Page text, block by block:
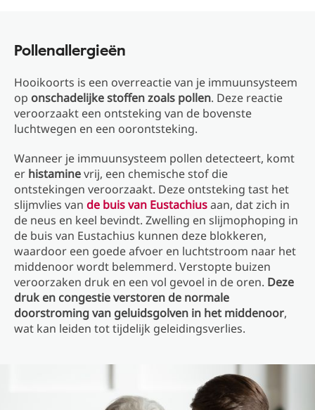
Pollenallergieën
Hooikoorts is een overreactie van je immuunsysteem
op onschadelijke stoffen zoals pollen. Deze reactie
veroorzaakt een ontsteking van de bovenste
luchtwegen en een oorontsteking.
Wanneer je immuunsysteem pollen detecteert, komt
er histaminevrij, een chemische stof die
ontstekingen veroorzaakt. Deze ontsteking tast het
slijmvlies van de buis van Eustachiusaan, dat zich in
de neus en keel bevindt. Zwelling en slijmophoping in
de buis van Eustachius kunnen deze blokkeren,
waardoor een goede afvoer en luchtstroom naar het
middenoor wordt belemmerd. Verstopte buizen
veroorzaken druk en een vol gevoel in de oren. Deze
druk en congestie verstoren de normale
doorstroming van geluidsgolven in het middenoor,
wat kan leiden tot tijdelijk geleidingsverlies.